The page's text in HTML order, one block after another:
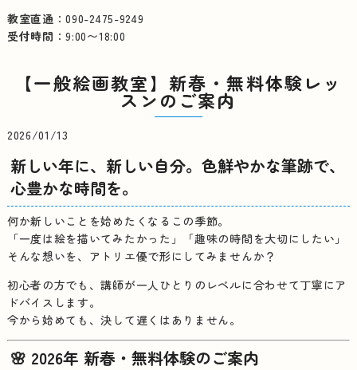
教室直通 ：090-2475-9249
受付時間 ：9:00〜18:00
【一般絵画教室】新春・無料体験レッ
スンのご案内
2026/01/13
新しい年に、新しい自分。色鮮やかな筆跡で、
心豊かな時間を。
何か新しいことを始めたくなるこの季節。
「一度は絵を描いてみたかった」「趣味の時間を大切にしたい」
そんな想いを、アトリエ優で形にしてみませんか？
初心者の方でも、講師が一人ひとりのレベルに合わせて丁寧にア
ドバイスします。
今から始めても、決して遅くはありません。
🌸 2026年 新春・無料体験のご案内